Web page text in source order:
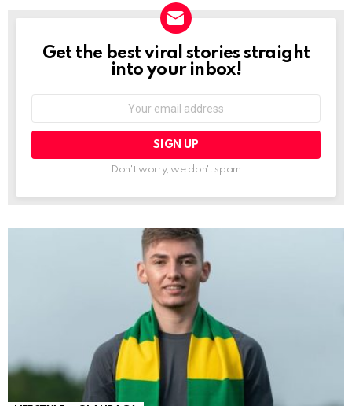
NEWSLETTER
Get the best viral stories straight
into your inbox!
Don't worry, we don't spam